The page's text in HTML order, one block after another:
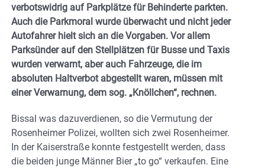
verbotswidrig auf Parkplätze für Behinderte parkten.
Auch die Parkmoral wurde überwacht und nicht jeder
Autofahrer hielt sich an die Vorgaben. Vor allem
Parksünder auf den Stellplätzen für Busse und Taxis
wurden verwarnt, aber auch Fahrzeuge, die im
absoluten Haltverbot abgestellt waren, müssen mit
einer Verwarnung, dem sog. „Knöllchen“, rechnen.
Bissal was dazuverdienen, so die Vermutung der
Rosenheimer Polizei, wollten sich zwei Rosenheimer.
In der Kaiserstraße konnte festgestellt werden, dass
die beiden junge Männer Bier „to go“ verkaufen. Eine